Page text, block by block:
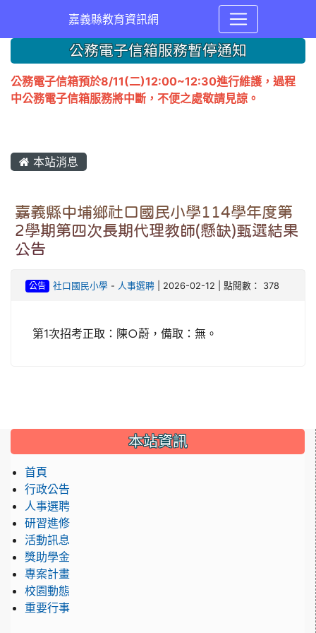
嘉義縣教育資訊網
公務電子信箱服務暫停通知
公務電子信箱預於8/11(二)12:00~12:30進行維護，過程
中公務電子信箱服務將中斷，不便之處敬請見諒。
本站消息
嘉義縣中埔鄉社口國民小學114學年度第
2學期第四次長期代理教師(懸缺)甄選結果
公告
公告 社口國民小學- 人事選聘| 2026-02-12 | 點閱數： 378
第1次招考正取：陳○蔚，備取：無。
本站資訊
首頁
行政公告
人事選聘
研習進修
活動訊息
獎助學金
專案計畫
校園動態
重要行事